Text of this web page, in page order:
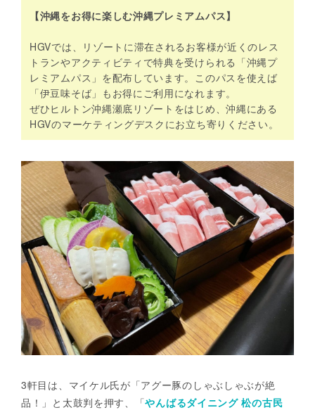
【沖縄をお得に楽しむ沖縄プレミアムパス】
HGVでは、リゾートに滞在されるお客様が近くのレス
トランやアクティビティで特典を受けられる「沖縄プ
レミアムパス」を配布しています。このパスを使えば
「伊豆味そば」もお得にご利用になれます。
ぜひヒルトン沖縄瀬底リゾートをはじめ、沖縄にある
HGVのマーケティングデスクにお立ち寄りください。
3軒目は、マイケル氏が「アグー豚のしゃぶしゃぶが絶
品！」と太鼓判を押す、「やんばるダイニング 松の古民